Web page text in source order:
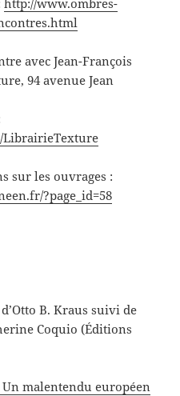
http://www.ombres-
avec Jean-François
94 avenue Jean
LibrairieTexture
sur les ouvrages :
?page_id=58
d’Otto B. Kraus suivi de
Coquio (Éditions
Un malentendu européen